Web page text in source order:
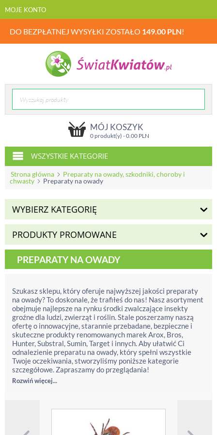
MOJE KONTO
DO BEZPŁATNEJ WYSYŁKI ZOSTAŁO 149.00 PLN!
MÓJ KOSZYK
0 produkt(y) -0.00PLN
WSZYSTKIE KATEGORIE
Strona główna
Preparaty na owady, szkodniki, choroby i
chwasty
Preparaty na owady
WYBIERZ KATEGORIĘ
PRODUKTY PROMOWANE
PREPARATY NA OWADY
Szukasz sklepu, który oferuje najwyższej jakości preparaty
na owady? To doskonale, że trafiłeś do nas! Nasz asortyment
obejmuje najlepsze na rynku środki zwalczające insekty
groźne dla ludzi, zwierząt i roślin. Stale poszerzamy naszą
ofertę o innowacyjne, starannie przebadane, bezpieczne i
skuteczne produkty renomowanych marek Arox, Bros,
Hunter, Substral, Sumin, Target i innych. Aby ułatwić Ci
odnalezienie preparatu na owady, który spełni wszystkie
Twoje oczekiwania, stworzyliśmy poniższe kategorie
szczegółowe. Zapraszamy do przeglądania!
Rozwiń więcej...